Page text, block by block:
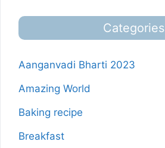
Categories
Aanganvadi Bharti 2023
Amazing World
Baking recipe
Breakfast